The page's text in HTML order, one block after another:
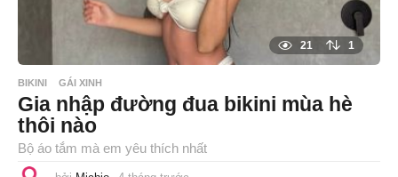
21 1
BIKINI GÁI XINH
Gia nhập đường đua bikini mùa hè
thôi nào
Bộ áo tắm mà em yêu thích nhất